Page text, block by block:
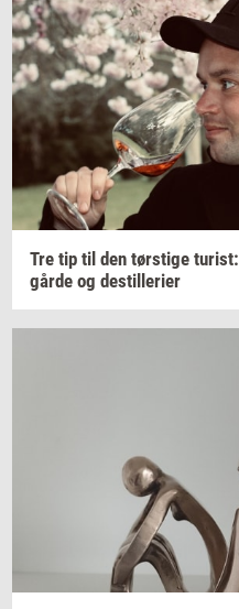
Tre tip til den tørsti­ge turist:
går­de og destil­le­ri­er